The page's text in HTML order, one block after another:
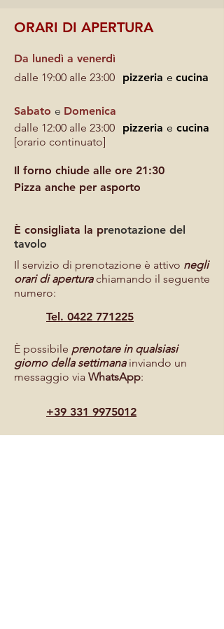
ORARI DI APERTURA
Da lunedì a venerdì
dalle 19:00 alle 23:00
pizzeria e cucina
Sabato e Domenica
dalle 12:00 alle 23:00
[orario continuato]
pizzeria e cucina
Il forno chiude alle ore 21:30
Pizza anche per asporto
È consigliata la prenotazione del
tavolo
Il servizio di prenotazione è attivo negli
orari di aperturachiamando il seguente
numero:
Tel. 0422 771225
È possibile prenotare in qualsiasi
giorno della settimanainviando un
messaggio via WhatsApp:
+39 331 9975012